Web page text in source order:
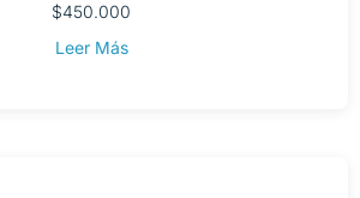
$450.000
Leer Más